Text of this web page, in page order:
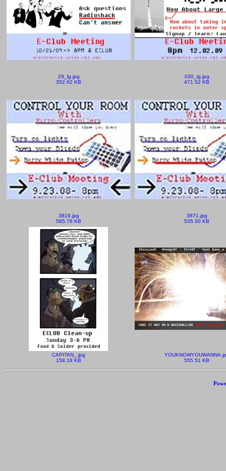
29_lg.jpg
352.62 KB
030_lg.jpg
471.52 KB
3819.jpg
585.76 KB
3871.jpg
535.30 KB
CAPITAN_.jpg
158.18 KB
555.51 KB